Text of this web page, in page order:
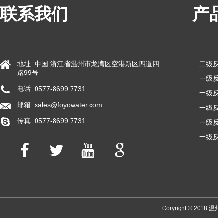
联系我们
地址: 中国.浙江省温州市龙湾区空港新区四道四
路99号
电话: 0577-8699 7731
邮箱: sales@foyowater.com
传真: 0577-8699 7731
产
二级
一级
一级
一级
一级
一级
Coryright © 2018 温